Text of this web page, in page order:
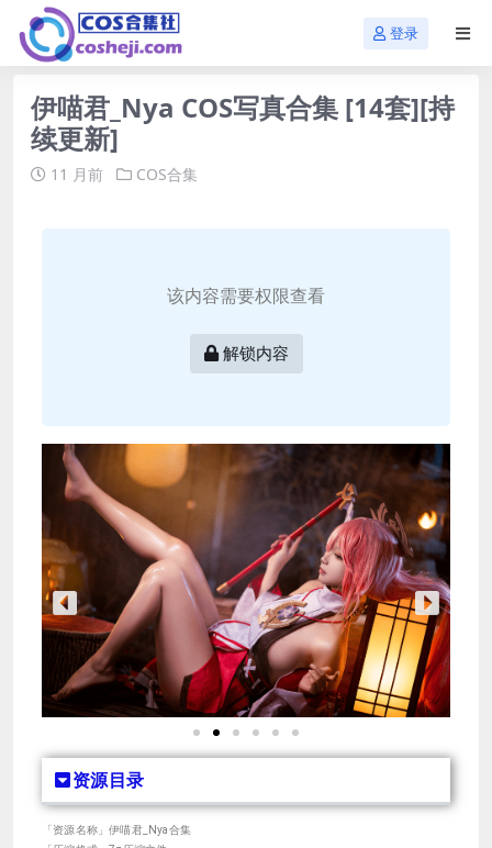
登录
伊喵君_Nya COS写真合集 [14套][持
续更新]
11 月前 COS合集
该内容需要权限查看
解锁内容
资源目录
「资源名称」伊喵君_Nya合集